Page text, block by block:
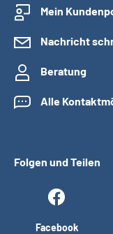
Mein
Nachricht
Beratung
Alle
Folgen und Teilen
Facebook